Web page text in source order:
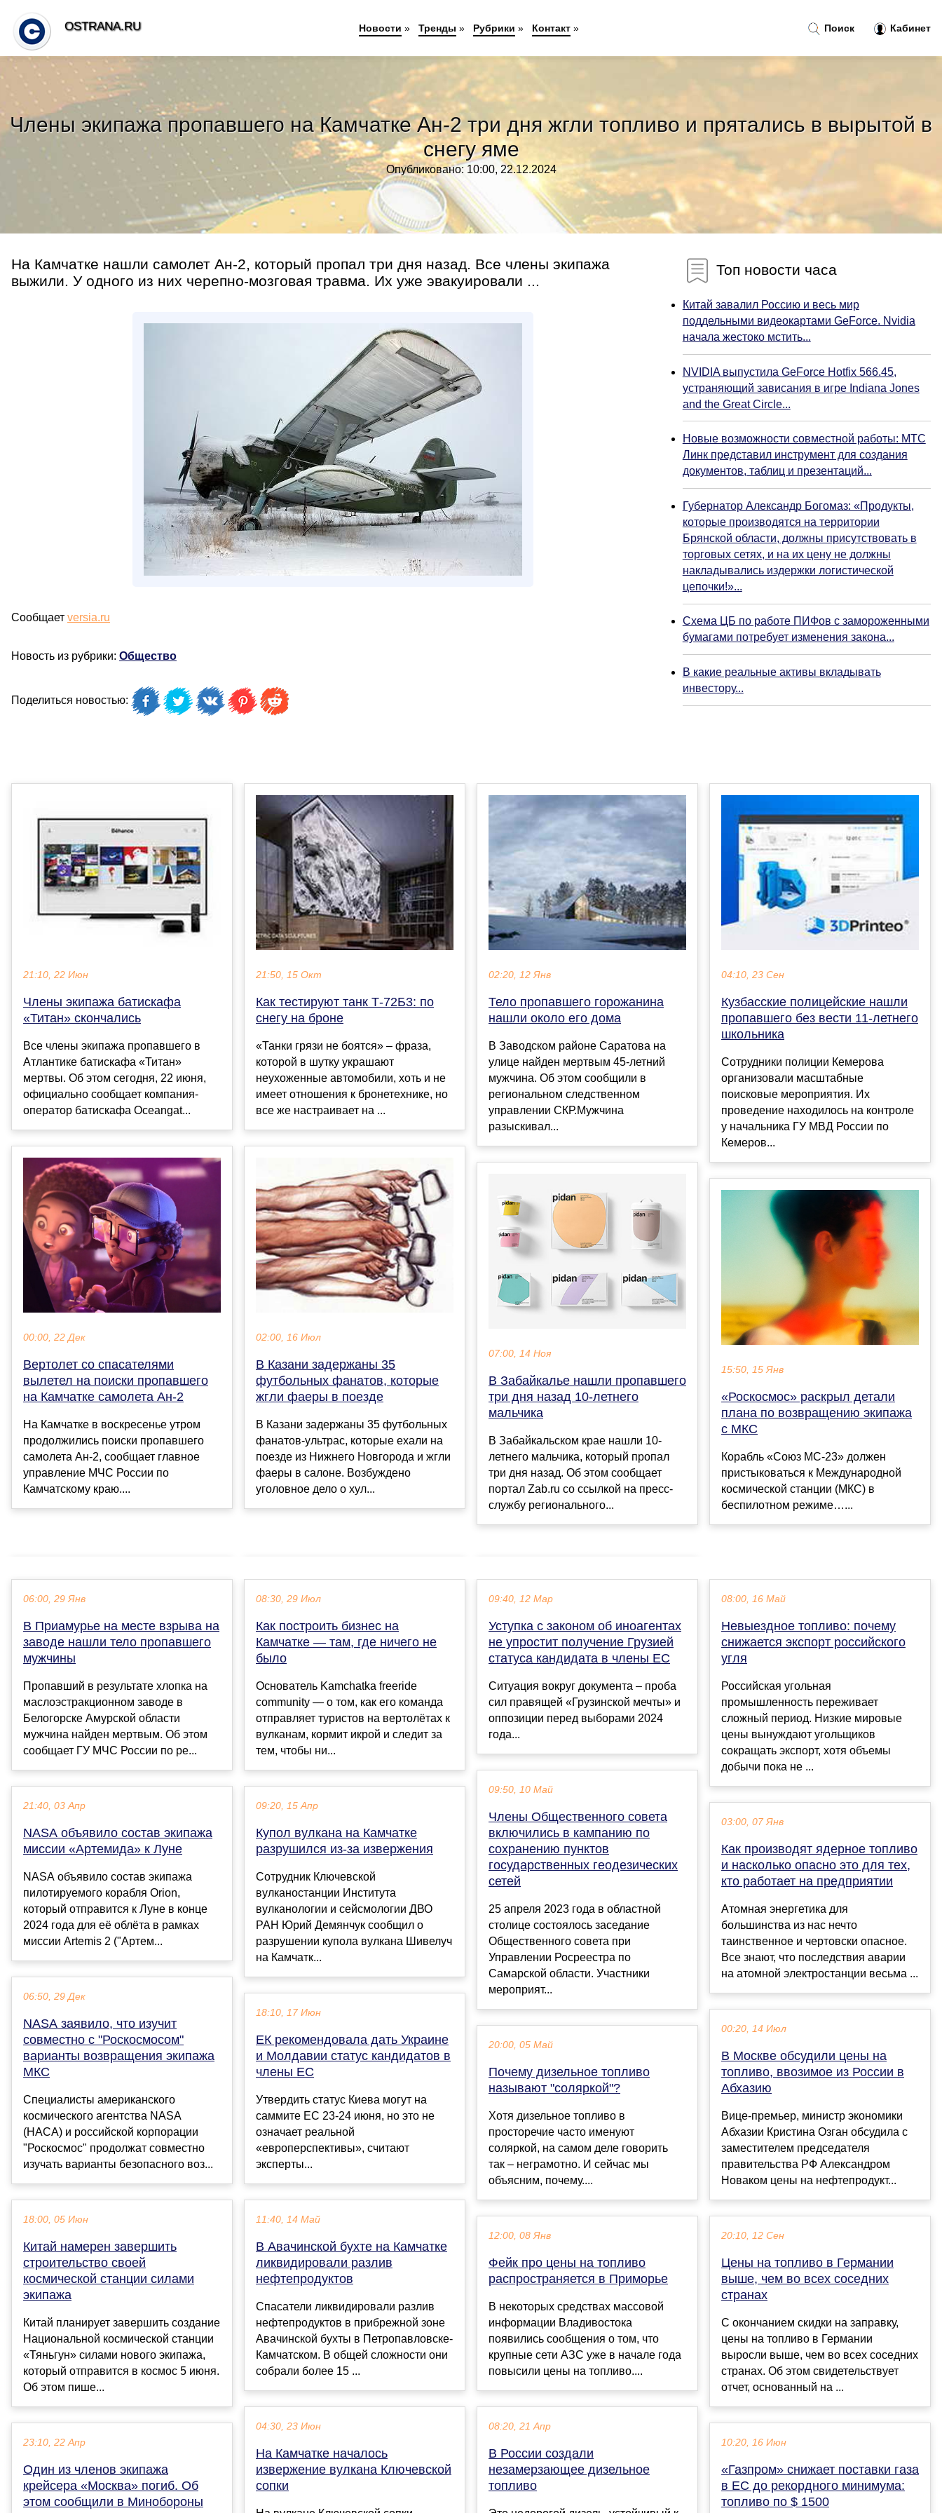
Члены экипажа пропавшего на Камчатке Ан-2 три дня жгли топливо и прятались в вырытой в
снегу яме
Опубликовано: 10:00, 22.12.2024
На Камчатке нашли самолет Ан-2, который пропал три дня назад. Все члены экипажа
выжили. У одного из них черепно-мозговая травма. Их уже эвакуировали ...
Сообщает versia.ru
Новость из рубрики: Общество
Поделиться новостью:
Топ новости часа
Китай завалил Россию и весь мир
поддельными видеокартами GeForce. Nvidia
начала жестоко мстить...
NVIDIA выпустила GeForce Hotfix 566.45,
устраняющий зависания в игре Indiana Jones
and the Great Circle...
Новые возможности совместной работы: МТС
Линк представил инструмент для создания
документов, таблиц и презентаций...
Губернатор Александр Богомаз: «Продукты,
которые производятся на территории
Брянской области, должны присутствовать в
торговых сетях, и на их цену не должны
накладывались издержки логистической
цепочки!»...
Схема ЦБ по работе ПИФов с замороженными
бумагами потребует изменения закона...
В какие реальные активы вкладывать
инвестору...
21:10, 22 Июн
Члены экипажа батискафа
«Титан» скончались
Все члены экипажа пропавшего в
Атлантике батискафа «Титан»
мертвы. Об этом сегодня, 22 июня,
официально сообщает компания-
оператор батискафа Oceangat...
00:00, 22 Дек
Вертолет со спасателями
вылетел на поиски пропавшего
на Камчатке самолета Ан-2
На Камчатке в воскресенье утром
продолжились поиски пропавшего
самолета Ан-2, сообщает главное
управление МЧС России по
Камчатскому краю....
21:50, 15 Окт
Как тестируют танк Т-72Б3: по
снегу на броне
«Танки грязи не боятся» – фраза,
которой в шутку украшают
неухоженные автомобили, хоть и не
имеет отношения к бронетехнике, но
все же настраивает на ...
02:00, 16 Июл
В Казани задержаны 35
футбольных фанатов, которые
жгли фаеры в поезде
В Казани задержаны 35 футбольных
фанатов-ультрас, которые ехали на
поезде из Нижнего Новгорода и жгли
фаеры в салоне. Возбуждено
уголовное дело о хул...
02:20, 12 Янв
Тело пропавшего горожанина
нашли около его дома
В Заводском районе Саратова на
улице найден мертвым 45-летний
мужчина. Об этом сообщили в
региональном следственном
управлении СКР.Мужчина
разыскивал...
07:00, 14 Ноя
В Забайкалье нашли пропавшего
три дня назад 10-летнего
мальчика
В Забайкальском крае нашли 10-
летнего мальчика, который пропал
три дня назад. Об этом сообщает
портал Zab.ru со ссылкой на пресс-
службу регионального...
04:10, 23 Сен
Кузбасские полицейские нашли
пропавшего без вести 11-летнего
школьника
Сотрудники полиции Кемерова
организовали масштабные
поисковые мероприятия. Их
проведение находилось на контроле
у начальника ГУ МВД России по
Кемеров...
15:50, 15 Янв
«Роскосмос» раскрыл детали
плана по возвращению экипажа
с МКС
Корабль «Союз МС-23» должен
пристыковаться к Международной
космической станции (МКС) в
беспилотном режиме…...
06:00, 29 Янв
В Приамурье на месте взрыва на
заводе нашли тело пропавшего
мужчины
Пропавший в результате хлопка на
маслоэстракционном заводе в
Белогорске Амурской области
мужчина найден мертвым. Об этом
сообщает ГУ МЧС России по ре...
21:40, 03 Апр
NASA объявило состав экипажа
миссии «Артемида» к Луне
NASA объявило состав экипажа
пилотируемого корабля Orion,
который отправится к Луне в конце
2024 года для её облёта в рамках
миссии Artemis 2 ("Артем...
06:50, 29 Дек
NASA заявило, что изучит
совместно с "Роскосмосом"
варианты возвращения экипажа
МКС
Специалисты американского
космического агентства NASA
(НАСА) и российской корпорации
"Роскосмос" продолжат совместно
изучать варианты безопасного воз...
18:00, 05 Июн
Китай намерен завершить
строительство своей
космической станции силами
экипажа
Китай планирует завершить создание
Национальной космической станции
«Тяньгун» силами нового экипажа,
который отправится в космос 5 июня.
Об этом пише...
23:10, 22 Апр
Один из членов экипажа
крейсера «Москва» погиб. Об
этом сообщили в Минобороны
08:30, 29 Июл
Как построить бизнес на
Камчатке — там, где ничего не
было
Основатель Kamchatka freeride
community — о том, как его команда
отправляет туристов на вертолётах к
вулканам, кормит икрой и следит за
тем, чтобы ни...
09:20, 15 Апр
Купол вулкана на Камчатке
разрушился из-за извержения
Сотрудник Ключевской
вулканостанции Института
вулканологии и сейсмологии ДВО
РАН Юрий Демянчук сообщил о
разрушении купола вулкана Шивелуч
на Камчатк...
18:10, 17 Июн
ЕК рекомендовала дать Украине
и Молдавии статус кандидатов в
члены ЕС
Утвердить статус Киева могут на
саммите ЕС 23-24 июня, но это не
означает реальной
«европерспективы», считают
эксперты...
11:40, 14 Май
В Авачинской бухте на Камчатке
ликвидировали разлив
нефтепродуктов
Спасатели ликвидировали разлив
нефтепродуктов в прибрежной зоне
Авачинской бухты в Петропавловске-
Камчатском. В общей сложности они
собрали более 15 ...
04:30, 23 Июн
На Камчатке началось
извержение вулкана Ключевской
сопки
09:40, 12 Мар
Уступка с законом об иноагентах
не упростит получение Грузией
статуса кандидата в члены ЕС
Ситуация вокруг документа – проба
сил правящей «Грузинской мечты» и
оппозиции перед выборами 2024
года...
09:50, 10 Май
Члены Общественного совета
включились в кампанию по
сохранению пунктов
государственных геодезических
сетей
25 апреля 2023 года в областной
столице состоялось заседание
Общественного совета при
Управлении Росреестра по
Самарской области. Участники
мероприят...
20:00, 05 Май
Почему дизельное топливо
называют "соляркой"?
Хотя дизельное топливо в
просторечие часто именуют
соляркой, на самом деле говорить
так – неграмотно. И сейчас мы
объясним, почему....
12:00, 08 Янв
Фейк про цены на топливо
распространяется в Приморье
В некоторых средствах массовой
информации Владивостока
появились сообщения о том, что
крупные сети АЗС уже в начале года
повысили цены на топливо....
08:20, 21 Апр
В России создали
незамерзающее дизельное
топливо
08:00, 16 Май
Невыездное топливо: почему
снижается экспорт российского
угля
Российская угольная
промышленность переживает
сложный период. Низкие мировые
цены вынуждают угольщиков
сокращать экспорт, хотя объемы
добычи пока не ...
03:00, 07 Янв
Как производят ядерное топливо
и насколько опасно это для тех,
кто работает на предприятии
Атомная энергетика для
большинства из нас нечто
таинственное и чертовски опасное.
Все знают, что последствия аварии
на атомной электростанции весьма ...
00:20, 14 Июл
В Москве обсудили цены на
топливо, ввозимое из России в
Абхазию
Вице-премьер, министр экономики
Абхазии Кристина Озган обсудила с
заместителем председателя
правительства РФ Александром
Новаком цены на нефтепродукт...
20:10, 12 Сен
Цены на топливо в Германии
выше, чем во всех соседних
странах
С окончанием скидки на заправку,
цены на топливо в Германии
выросли выше, чем во всех соседних
странах. Об этом свидетельствует
отчет, основанный на ...
10:20, 16 Июн
«Газпром» снижает поставки газа
в ЕС до рекордного минимума:
топливо по $ 1500
Поиск Кабинет
OSTRANA.RU Новости » Тренды » Рубрики » Контакт»